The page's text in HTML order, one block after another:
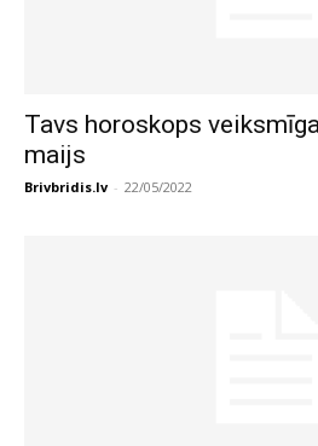
Tavs horoskops
maijs
Brivbridis.lv - 22/05/2022